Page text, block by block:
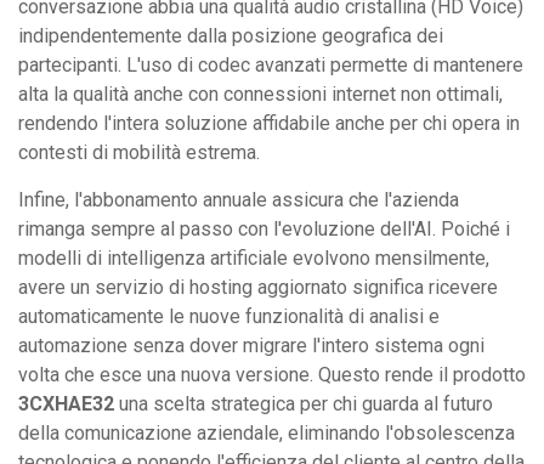
conversazione abbia una qualità audio cristallina (HD Voice)
indipendentemente dalla posizione geografica dei
partecipanti. L'uso di codec avanzati permette di mantenere
alta la qualità anche con connessioni internet non ottimali,
rendendo l'intera soluzione affidabile anche per chi opera in
contesti di mobilità estrema.
Infine, l'abbonamento annuale assicura che l'azienda
rimanga sempre al passo con l'evoluzione dell'AI. Poiché i
modelli di intelligenza artificiale evolvono mensilmente,
avere un servizio di hosting aggiornato significa ricevere
automaticamente le nuove funzionalità di analisi e
automazione senza dover migrare l'intero sistema ogni
volta che esce una nuova versione. Questo rende il prodotto
3CXHAE32 una scelta strategica per chi guarda al futuro
della comunicazione aziendale, eliminando l'obsolescenza